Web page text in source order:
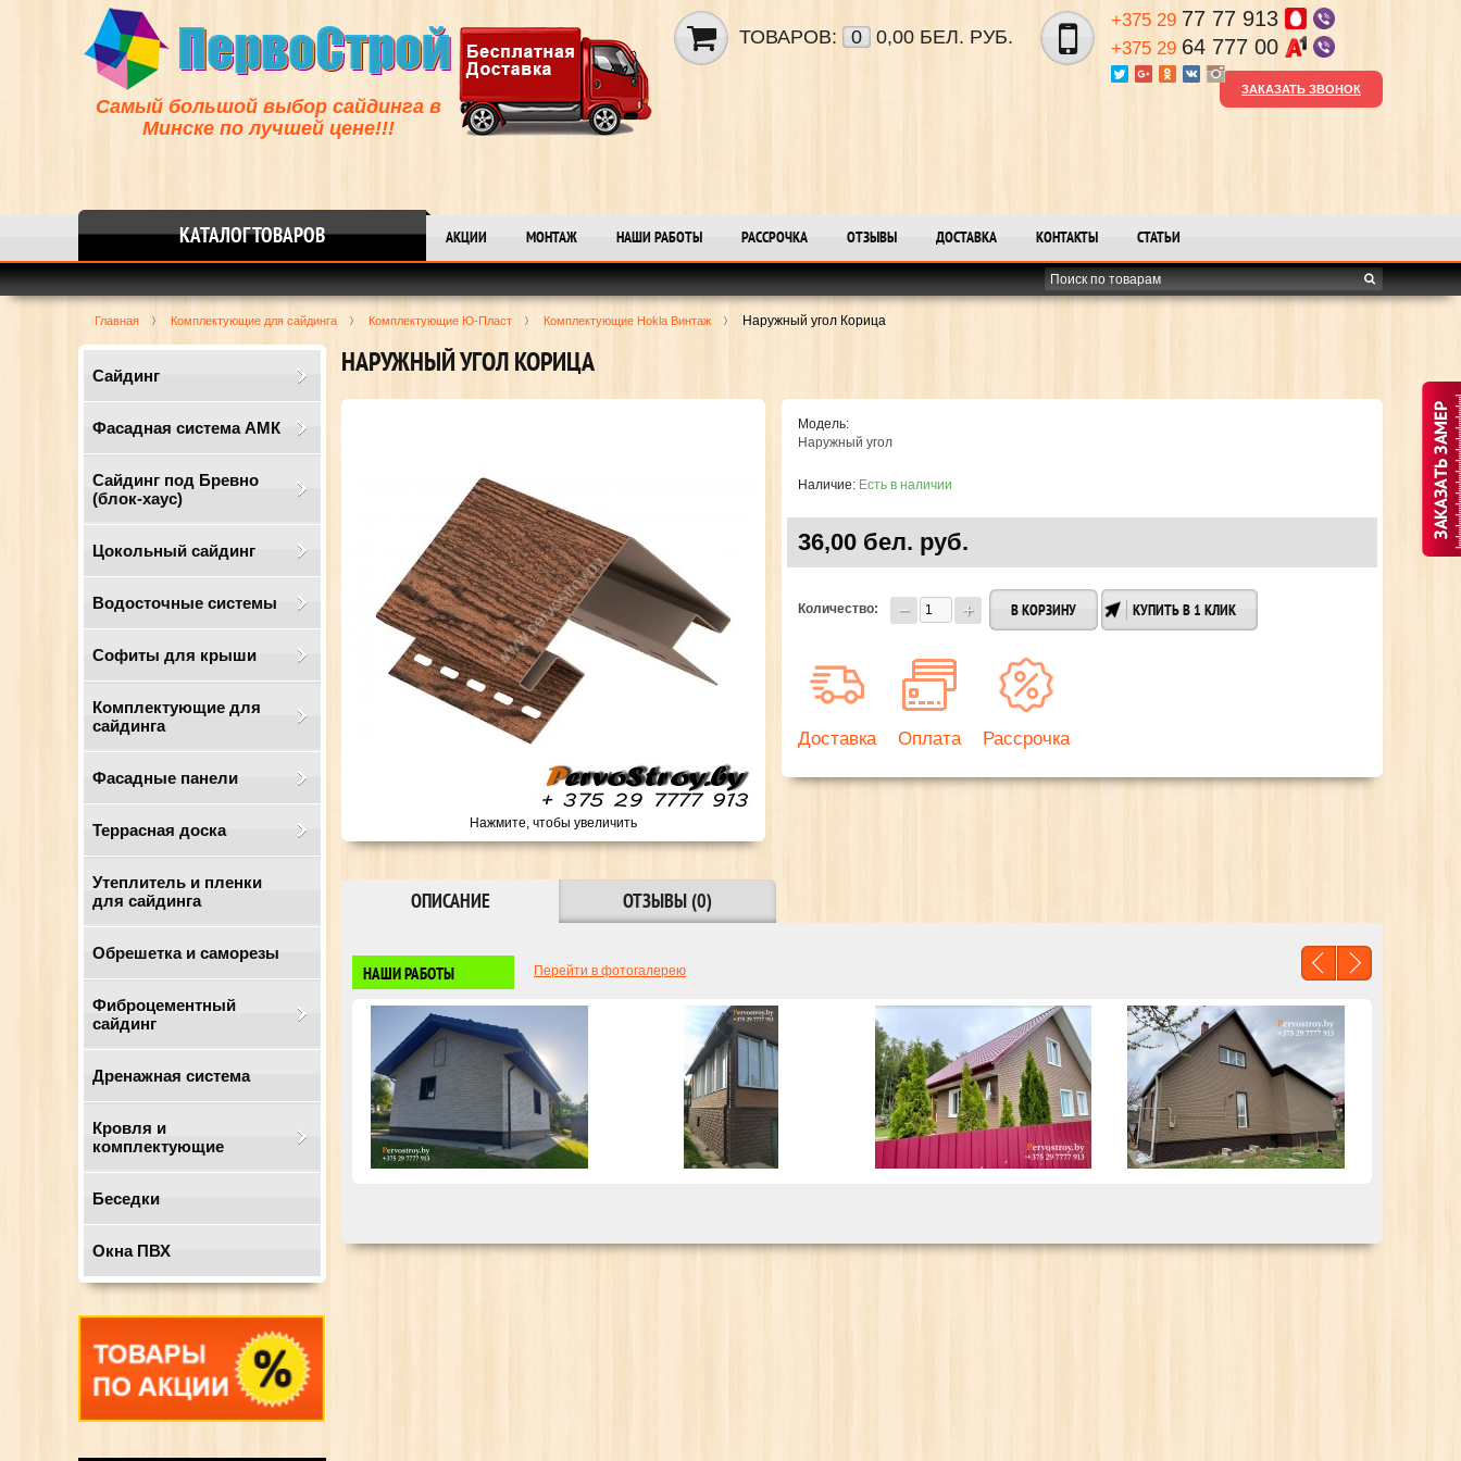
Самый большой выбор сайдинга в
Минске по лучшей цене!!!
ТОВАРОВ: 0 0,00 БЕЛ. РУБ.
+375 29 77 77 913
+375 29 64 777 00
ЗАКАЗАТЬ ЗВОНОК
КАТАЛОГ ТОВАРОВ АКЦИИ МОНТАЖ НАШИ РАБОТЫ РАССРОЧКА ОТЗЫВЫ ДОСТАВКА КОНТАКТЫ СТАТЬИ
Главная Комплектующие для сайдинга Комплектующие Ю-Пласт Комплектующие Hokla Винтаж Наружный угол Корица
Сайдинг
Фасадная система АМК
Сайдинг под Бревно
(блок-хаус)
Цокольный сайдинг
Водосточные системы
Cофиты для крыши
Комплектующие для
сайдинга
Фасадные панели
Террасная доска
Утеплитель и пленки
для сайдинга
Обрешетка и саморезы
Фиброцементный
сайдинг
Дренажная система
Кровля и
комплектующие
Беседки
Окна ПВХ
НАРУЖНЫЙ УГОЛ КОРИЦА
Нажмите, чтобы увеличить
Модель:
Наружный угол
Наличие: Есть в наличии
36,00 бел. руб.
Количество: КУПИТЬ В 1 КЛИК
Доставка Оплата Рассрочка
ОПИСАНИЕ ОТЗЫВЫ (0)
НАШИ РАБОТЫ Перейти в фотогалерею